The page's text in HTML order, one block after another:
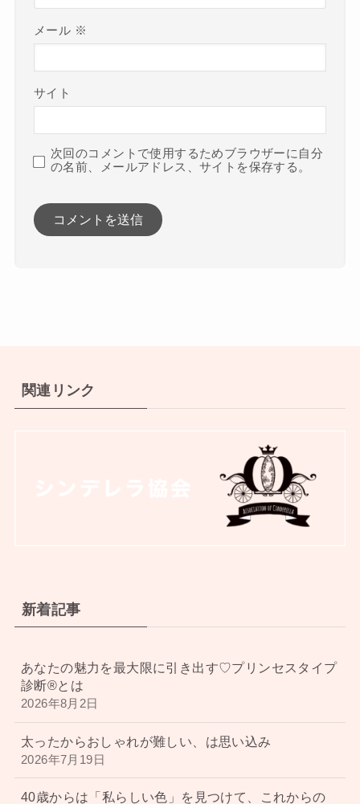
メール ※
サイト
次回のコメントで使用するためブラウザーに自分
の名前、メールアドレス、サイトを保存する。
関連リンク
新着記事
あなたの魅力を最大限に引き出す♡プリンセスタイプ
診断®︎とは
2026年8月2日
太ったからおしゃれが難しい、は思い込み
2026年7月19日
40歳からは「私らしい色」を見つけて、これからの